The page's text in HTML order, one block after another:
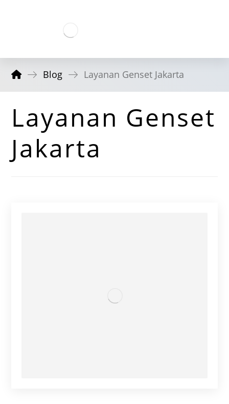
Blog Layanan Genset Jakarta
Layanan Genset
Jakarta